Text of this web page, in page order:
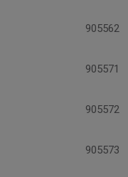
905562
905571
905572
905573